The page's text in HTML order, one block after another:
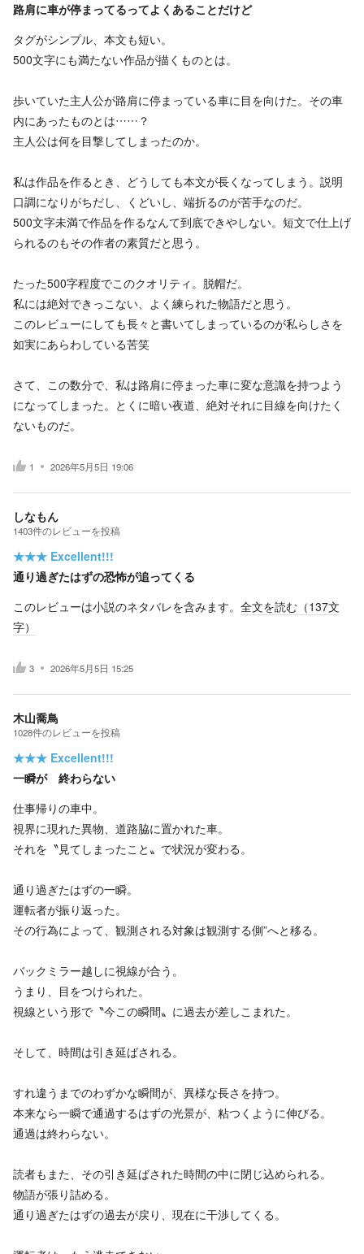
路肩に車が停まってるってよくあることだけど
タグがシンプル、本文も短い。
500文字にも満たない作品が描くものとは。
歩いていた主人公が路肩に停まっている車に目を向けた。その車
内にあったものとは……？
主人公は何を目撃してしまったのか。
私は作品を作るとき、どうしても本文が長くなってしまう。説明
口調になりがちだし、くどいし、端折るのが苦手なのだ。
500文字未満で作品を作るなんて到底できやしない。短文で仕上げ
られるのもその作者の素質だと思う。
たった500字程度でこのクオリティ。脱帽だ。
私には絶対できっこない、よく練られた物語だと思う。
このレビューにしても長々と書いてしまっているのが私らしさを
如実にあらわしている苦笑
さて、この数分で、私は路肩に停まった車に変な意識を持つよう
になってしまった。とくに暗い夜道、絶対それに目線を向けたく
ないものだ。
1 2026年5月5日 19:06
しなもん
1403件のレビューを投稿
★★★ Excellent!!!
通り過ぎたはずの恐怖が追ってくる
このレビューは小説のネタバレを含みます。 全文を読む（137文
字）
3 2026年5月5日 15:25
木山喬鳥
1028件のレビューを投稿
★★★ Excellent!!!
一瞬が 終わらない
仕事帰りの車中。
視界に現れた異物、道路脇に置かれた車。
それを〝見てしまったこと〟で状況が変わる。
通り過ぎたはずの一瞬。
運転者が振り返った。
その行為によって、観測される対象は観測する側”へと移る。
バックミラー越しに視線が合う。
うまり、目をつけられた。
視線という形で〝今この瞬間〟に過去が差しこまれた。
そして、時間は引き延ばされる。
すれ違うまでのわずかな瞬間が、異様な長さを持つ。
本来なら一瞬で通過するはずの光景が、粘つくように伸びる。
通過は終わらない。
読者もまた、その引き延ばされた時間の中に閉じ込められる。
物語が張り詰める。
通り過ぎたはずの過去が戻り、現在に干渉してくる。